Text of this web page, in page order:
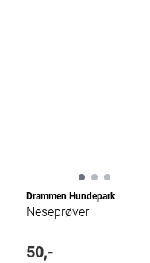
Drammen Hundepark
Neseprøver
50,-